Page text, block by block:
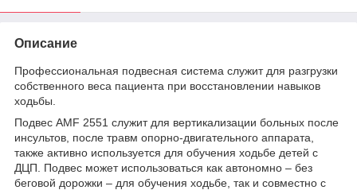
Описание
Профессиональная подвесная система служит для разгрузки
собственного веса пациента при восстановлении навыков
ходьбы.
Подвес AMF 2551 служит для вертикализации больных после
инсультов, после травм опорно-двигательного аппарата,
также активно используется для обучения ходьбе детей с
ДЦП. Подвес может использоваться как автономно – без
беговой дорожки – для обучения ходьбе, так и совместно с